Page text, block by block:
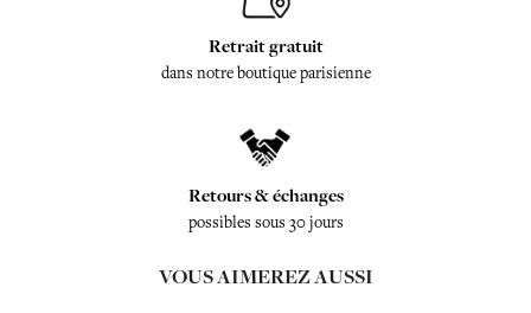
Retrait gratuit
dans notre boutique parisienne
Retours & échanges
possibles sous 30 jours
VOUS AIMEREZ AUSSI